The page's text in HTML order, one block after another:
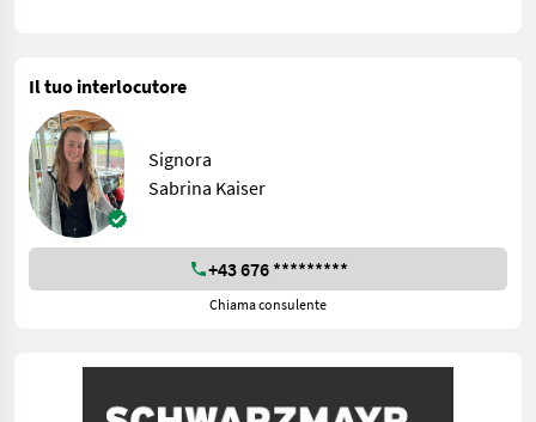
Il tuo interlocutore
Signora
Sabrina Kaiser
+43 676 *********
Chiama consulente